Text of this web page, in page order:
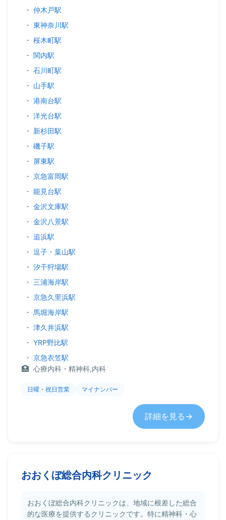
・ 仲木戸駅
・ 東神奈川駅
・ 桜木町駅
・ 関内駅
・ 石川町駅
・ 山手駅
・ 港南台駅
・ 洋光台駅
・ 新杉田駅
・ 磯子駅
・
屏東駅
・ 京急富岡駅
・ 能見台駅
・ 金沢文庫駅
・ 金沢八景駅
・ 追浜駅
・ 逗子・葉山駅
・ 汐干狩場駅
・ 三浦海岸駅
・ 京急久里浜駅
・ 馬堀海岸駅
・ 津久井浜駅
・ YRP野比駅
・ 京急衣笠駅
心療内科・精神科,内科
日曜・祝日営業 マイナンバー
詳細を見る
おおくぼ総合内科クリニック
おおくぼ総合内科クリニックは、地域に根差した総合
的な医療を提供するクリニックです。特に精神科・心